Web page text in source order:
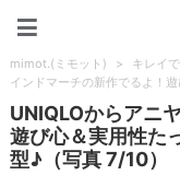
mimot.(ミモット) > キレイ
インドマーチの新作でるよ！
UNIQLOからアニ
遊び心＆実用性た
型♪（写真 7/10）